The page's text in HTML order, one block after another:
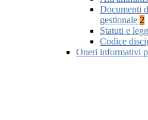
Documenti
gestionale 2
Statuti e
Codice
Oneri informativi